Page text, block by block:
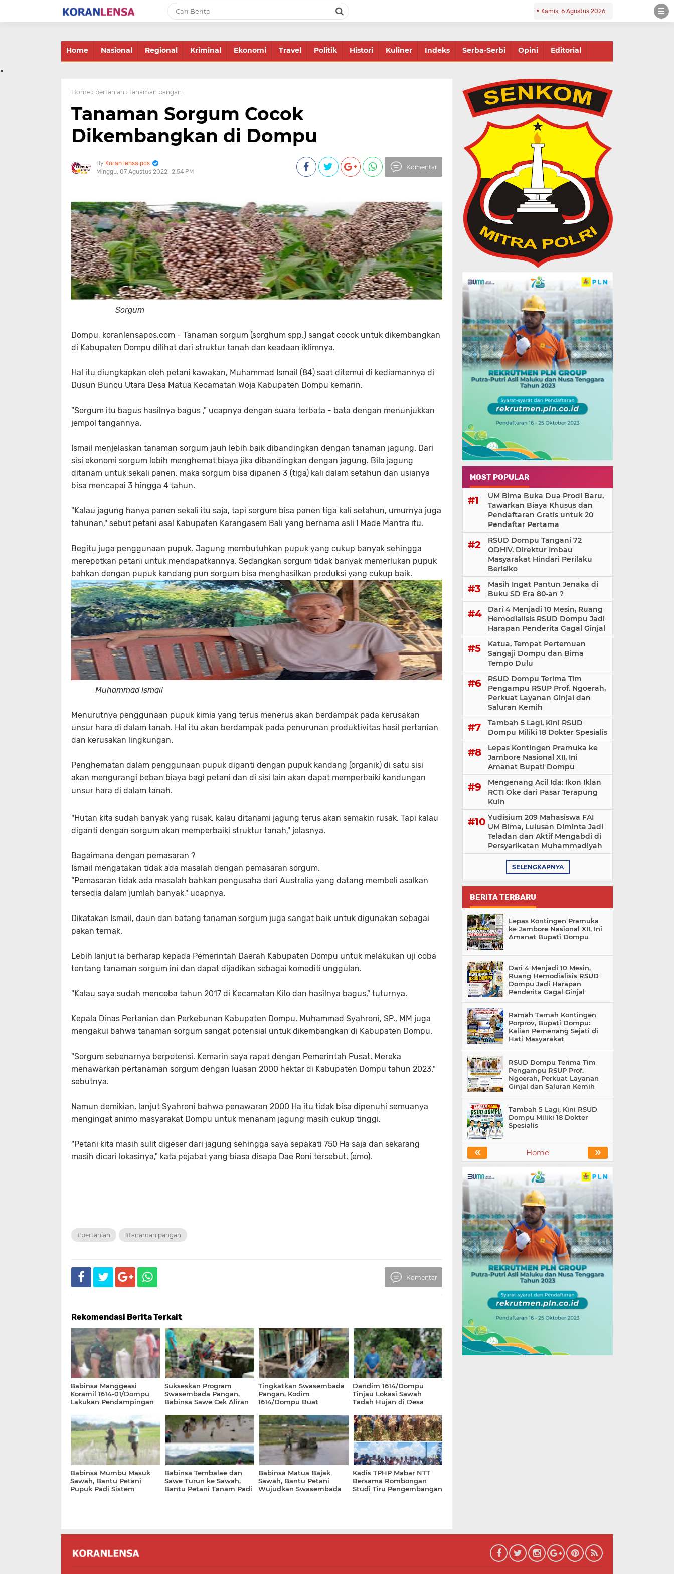
Kamis, 6 Agustus 2026
Home Nasional Regional Kriminal Ekonomi Travel Politik Histori Kuliner Indeks Serba-Serbi Opini Editorial
.
Home › pertanian › tanaman pangan
Tanaman Sorgum Cocok
Dikembangkan di Dompu
Koran lensa pos
Minggu, 07 Agustus 2022 2:54 PM
Komentar
Sorgum
Dompu, koranlensapos.com - Tanaman sorgum (sorghum spp.) sangat cocok untuk dikembangkan
di Kabupaten Dompu dilihat dari struktur tanah dan keadaan iklimnya.
Hal itu diungkapkan oleh petani kawakan, Muhammad Ismail (84) saat ditemui di kediamannya di
Dusun Buncu Utara Desa Matua Kecamatan Woja Kabupaten Dompu kemarin.
"Sorgum itu bagus hasilnya bagus ," ucapnya dengan suara terbata - bata dengan menunjukkan
jempol tangannya.
Ismail menjelaskan tanaman sorgum jauh lebih baik dibandingkan dengan tanaman jagung. Dari
sisi ekonomi sorgum lebih menghemat biaya jika dibandingkan dengan jagung. Bila jagung
ditanam untuk sekali panen, maka sorgum bisa dipanen 3 (tiga) kali dalam setahun dan usianya
bisa mencapai 3 hingga 4 tahun.
"Kalau jagung hanya panen sekali itu saja, tapi sorgum bisa panen tiga kali setahun, umurnya juga
tahunan," sebut petani asal Kabupaten Karangasem Bali yang bernama asli I Made Mantra itu.
Begitu juga penggunaan pupuk. Jagung membutuhkan pupuk yang cukup banyak sehingga
merepotkan petani untuk mendapatkannya. Sedangkan sorgum tidak banyak memerlukan pupuk
bahkan dengan pupuk kandang pun sorgum bisa menghasilkan produksi yang cukup baik.
Muhammad Ismail
Menurutnya penggunaan pupuk kimia yang terus menerus akan berdampak pada kerusakan
unsur hara di dalam tanah. Hal itu akan berdampak pada penurunan produktivitas hasil pertanian
dan kerusakan lingkungan.
Penghematan dalam penggunaan pupuk diganti dengan pupuk kandang (organik) di satu sisi
akan mengurangi beban biaya bagi petani dan di sisi lain akan dapat memperbaiki kandungan
unsur hara di dalam tanah.
"Hutan kita sudah banyak yang rusak, kalau ditanami jagung terus akan semakin rusak. Tapi kalau
diganti dengan sorgum akan memperbaiki struktur tanah," jelasnya.
Bagaimana dengan pemasaran ?
Ismail mengatakan tidak ada masalah dengan pemasaran sorgum.
"Pemasaran tidak ada masalah bahkan pengusaha dari Australia yang datang membeli asalkan
tersedia dalam jumlah banyak," ucapnya.
Dikatakan Ismail, daun dan batang tanaman sorgum juga sangat baik untuk digunakan sebagai
pakan ternak.
Lebih lanjut ia berharap kepada Pemerintah Daerah Kabupaten Dompu untuk melakukan uji coba
tentang tanaman sorgum ini dan dapat dijadikan sebagai komoditi unggulan.
"Kalau saya sudah mencoba tahun 2017 di Kecamatan Kilo dan hasilnya bagus," tuturnya.
Kepala Dinas Pertanian dan Perkebunan Kabupaten Dompu, Muhammad Syahroni, SP., MM juga
mengakui bahwa tanaman sorgum sangat potensial untuk dikembangkan di Kabupaten Dompu.
"Sorgum sebenarnya berpotensi. Kemarin saya rapat dengan Pemerintah Pusat. Mereka
menawarkan pertanaman sorgum dengan luasan 2000 hektar di Kabupaten Dompu tahun 2023,"
sebutnya.
Namun demikian, lanjut Syahroni bahwa penawaran 2000 Ha itu tidak bisa dipenuhi semuanya
mengingat animo masyarakat Dompu untuk menanam jagung masih cukup tinggi.
"Petani kita masih sulit digeser dari jagung sehingga saya sepakati 750 Ha saja dan sekarang
masih dicari lokasinya," kata pejabat yang biasa disapa Dae Roni tersebut. (emo).
#pertanian #tanaman pangan
Komentar
Rekomendasi Berita Terkait
Babinsa Manggeasi
Koramil 1614-01/Dompu
Lakukan Pendampingan
Sukseskan Program
Swasembada Pangan,
Babinsa Sawe Cek Aliran
Tingkatkan Swasembada
Pangan, Kodim
1614/Dompu Buat
Dandim 1614/Dompu
Tinjau Lokasi Sawah
Tadah Hujan di Desa
Babinsa Mumbu Masuk
Sawah, Bantu Petani
Pupuk Padi Sistem
Babinsa Tembalae dan
Sawe Turun ke Sawah,
Bantu Petani Tanam Padi
Babinsa Matua Bajak
Sawah, Bantu Petani
Wujudkan Swasembada
Kadis TPHP Mabar NTT
Bersama Rombongan
Studi Tiru Pengembangan
MOST POPULAR
UM Bima Buka Dua Prodi Baru,
Tawarkan Biaya Khusus dan
Pendaftaran Gratis untuk 20
Pendaftar Pertama
RSUD Dompu Tangani 72
ODHIV, Direktur Imbau
Masyarakat Hindari Perilaku
Berisiko
Masih Ingat Pantun Jenaka di
Buku SD Era 80-an ?
Dari 4 Menjadi 10 Mesin, Ruang
Hemodialisis RSUD Dompu Jadi
Harapan Penderita Gagal Ginjal
Katua, Tempat Pertemuan
Sangaji Dompu dan Bima
Tempo Dulu
RSUD Dompu Terima Tim
Pengampu RSUP Prof. Ngoerah,
Perkuat Layanan Ginjal dan
Saluran Kemih
Tambah 5 Lagi, Kini RSUD
Dompu Miliki 18 Dokter Spesialis
Lepas Kontingen Pramuka ke
Jambore Nasional XII, Ini
Amanat Bupati Dompu
Mengenang Acil Ida: Ikon Iklan
RCTI Oke dari Pasar Terapung
Kuin
Yudisium 209 Mahasiswa FAI
UM Bima, Lulusan Diminta Jadi
Teladan dan Aktif Mengabdi di
Persyarikatan Muhammadiyah
SELENGKAPNYA
BERITA TERBARU
Lepas Kontingen Pramuka
ke Jambore Nasional XII, Ini
Amanat Bupati Dompu
Dari 4 Menjadi 10 Mesin,
Ruang Hemodialisis RSUD
Dompu Jadi Harapan
Penderita Gagal Ginjal
Ramah Tamah Kontingen
Porprov, Bupati Dompu:
Kalian Pemenang Sejati di
Hati Masyarakat
RSUD Dompu Terima Tim
Pengampu RSUP Prof.
Ngoerah, Perkuat Layanan
Ginjal dan Saluran Kemih
Tambah 5 Lagi, Kini RSUD
Dompu Miliki 18 Dokter
Spesialis
« »
Home